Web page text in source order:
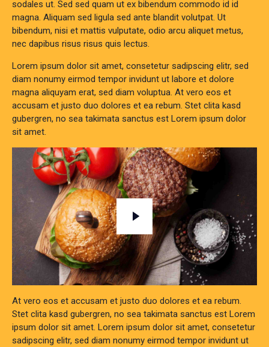
sodales ut. Sed sed quam ut ex bibendum commodo id id
magna. Aliquam sed ligula sed ante blandit volutpat. Ut
bibendum, nisi et mattis vulputate, odio arcu aliquet metus,
nec dapibus risus risus quis lectus.
Lorem ipsum dolor sit amet, consetetur sadipscing elitr, sed
diam nonumy eirmod tempor invidunt ut labore et dolore
magna aliquyam erat, sed diam voluptua. At vero eos et
accusam et justo duo dolores et ea rebum. Stet clita kasd
gubergren, no sea takimata sanctus est Lorem ipsum dolor
sit amet.
At vero eos et accusam et justo duo dolores et ea rebum.
Stet clita kasd gubergren, no sea takimata sanctus est Lorem
ipsum dolor sit amet. Lorem ipsum dolor sit amet, consetetur
sadipscing elitr, sed diam nonumy eirmod tempor invidunt ut